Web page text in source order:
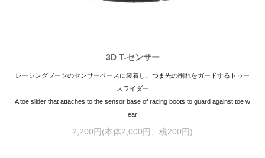
3D T-センサー
レーシングブーツのセンサーベースに装着し、つま先の削れをガードするトゥー
スライダー
A toe slider that attaches to the sensor base of racing boots to guard against toe w
ear
2,200円(本体2,000円、税200円)